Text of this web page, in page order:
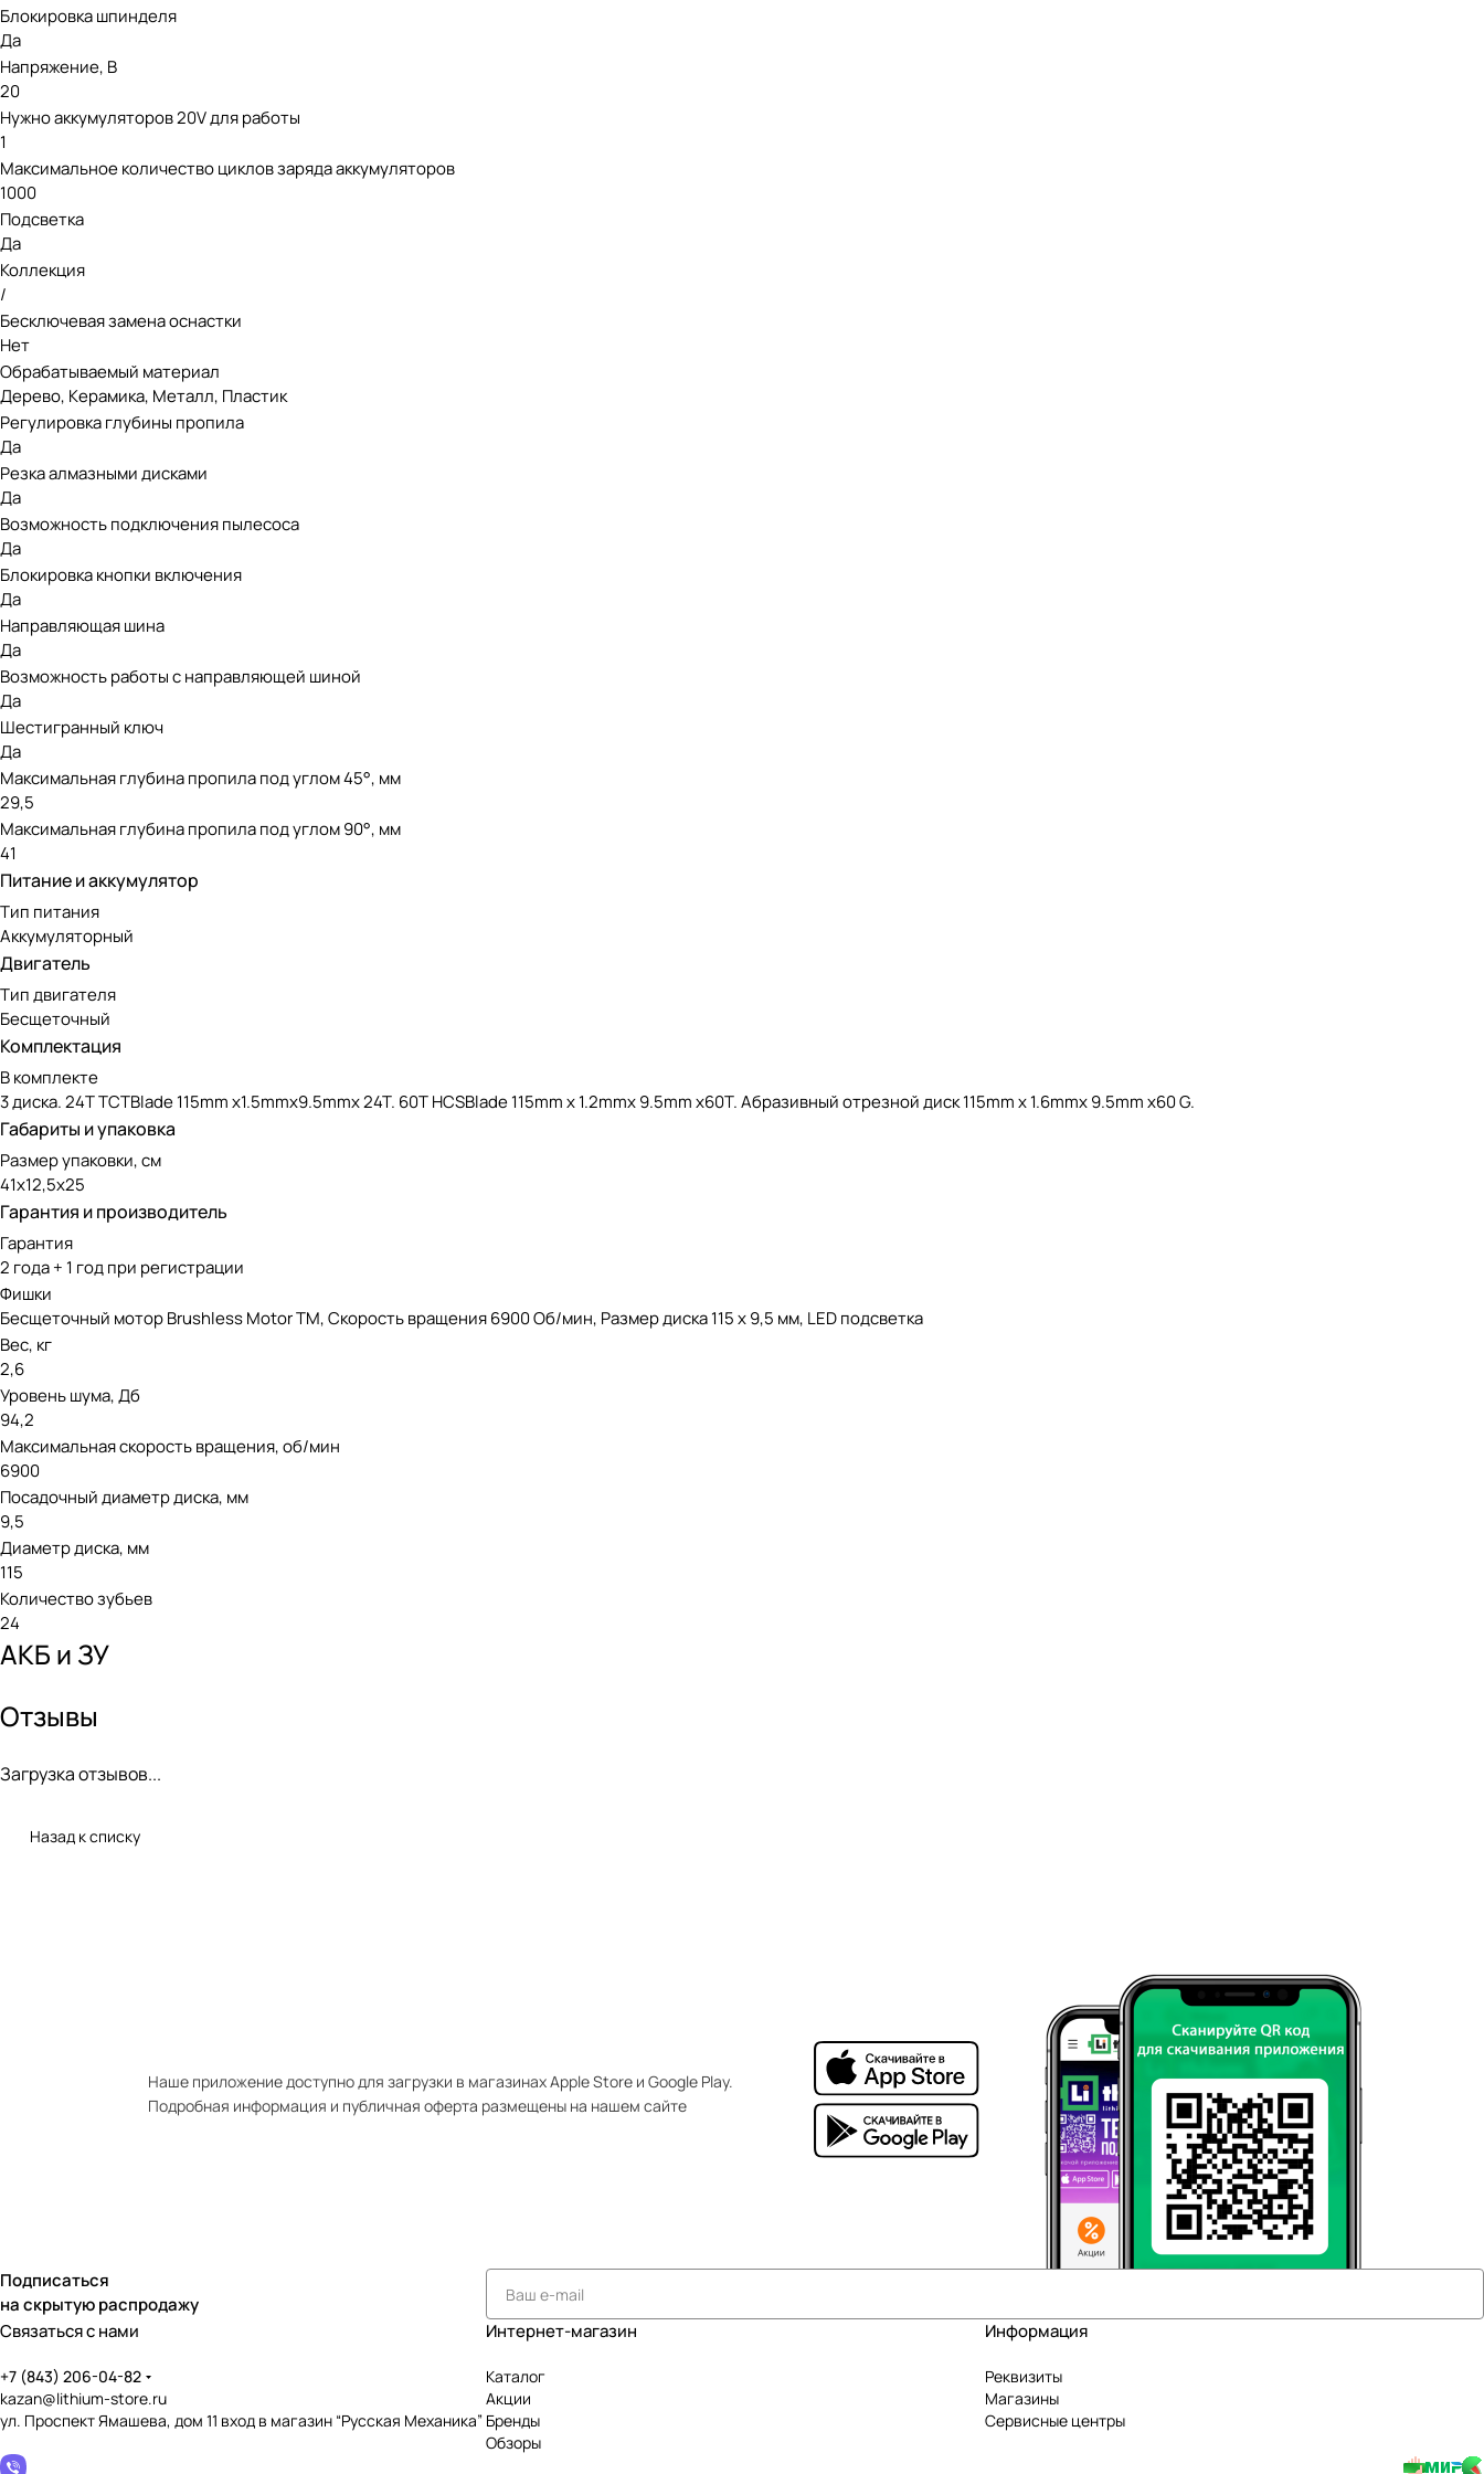
Для 80V — 4 батареи PowerShare 20V.
Блокировка шпинделя
Да
Напряжение, В
20
Нужно аккумуляторов 20V для работы
1
Максимальное количество циклов заряда аккумуляторов
1000
Подсветка
Да
Коллекция
/
Бесключевая замена оснастки
Нет
Обрабатываемый материал
Дерево, Керамика, Металл, Пластик
Регулировка глубины пропила
Да
Резка алмазными дисками
Да
Возможность подключения пылесоса
Да
Блокировка кнопки включения
Да
Направляющая шина
Да
Возможность работы с направляющей шиной
Да
Шестигранный ключ
Да
Максимальная глубина пропила под углом 45°, мм
29,5
Максимальная глубина пропила под углом 90°, мм
41
Питание и аккумулятор
Тип питания
Аккумуляторный
Двигатель
Тип двигателя
Бесщеточный
Комплектация
В комплекте
3 диска. 24T TCTBlade 115mm x1.5mmx9.5mmx 24T. 60T HCSBlade 115mm x 1.2mmx 9.5mm x60T. Абразивный отрезной диск 115mm x 1.6mmx 9.5mm x60 G.
Габариты и упаковка
Размер упаковки, см
41x12,5x25
Гарантия и производитель
Гарантия
2 года + 1 год при регистрации
Фишки
Бесщеточный мотор Brushless Motor TM, Скорость вращения 6900 Об/мин, Размер диска 115 х 9,5 мм, LED подсветка
Вес, кг
2,6
Уровень шума, Дб
94,2
Максимальная скорость вращения, об/мин
6900
Посадочный диаметр диска, мм
9,5
Диаметр диска, мм
115
Количество зубьев
24
АКБ и ЗУ
Отзывы
Загрузка отзывов...
Назад к списку
Наше приложение доступно для загрузки в магазинах Apple Store и Google Play.
Подробная информация и публичная оферта размещены на нашем сайте
Подписаться
на скрытую распродажу
Связаться с нами
+7 (843) 206-04-82
kazan@lithium-store.ru
ул. Проспект Ямашева, дом 11 вход в магазин “Русская Механика”
Интернет-магазин
Каталог
Акции
Бренды
Обзоры
Информация
Реквизиты
Магазины
Сервисные центры